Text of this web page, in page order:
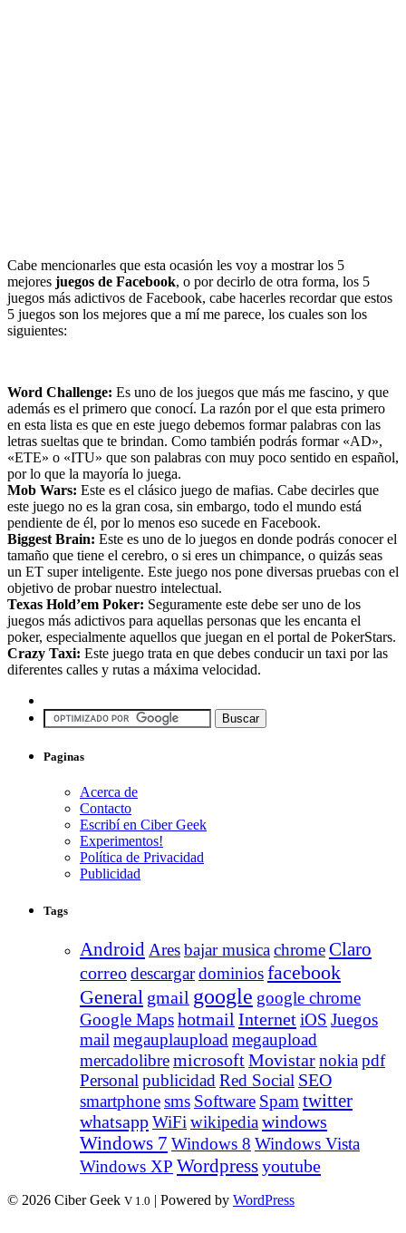
Cabe mencionarles que esta ocasión les voy a mostrar los 5
mejores juegos de Facebook, o por decirlo de otra forma, los 5
juegos más adictivos de Facebook, cabe hacerles recordar que estos
5 juegos son los mejores que a mí me parece, los cuales son los
siguientes:
Word Challenge: Es uno de los juegos que más me fascino, y que
además es el primero que conocí. La razón por el que esta primero
en esta lista es que en este juego debemos formar palabras con las
letras sueltas que te brindan. Como también podrás formar «AD»,
«ETE» o «ITU» que son palabras con muy poco sentido en español,
por lo que la mayoría lo juega.
Mob Wars: Este es el clásico juego de mafias. Cabe decirles que
este juego no es la gran cosa, sin embargo, todo el mundo está
pendiente de él, por lo menos eso sucede en Facebook.
Biggest Brain: Este es uno de lo juegos en donde podrás conocer el
tamaño que tiene el cerebro, o si eres un chimpance, o quizás seas
un ET super inteligente. Este juego nos pone diversas pruebas con el
objetivo de probar nuestro intelectual.
Texas Hold’em Poker: Seguramente este debe ser uno de los
juegos más adictivos para aquellas personas que les encanta el
poker, especialmente aquellos que juegan en el portal de PokerStars.
Crazy Taxi: Este juego trata en que debes conducir un taxi por las
diferentes calles y rutas a máxima velocidad.
Paginas
Acerca de
Contacto
Escribí en Ciber Geek
Experimentos!
Política de Privacidad
Publicidad
Tags
AndroidAresbajar musicachromeClaro
correodescargardominiosfacebook
General gmail google google chrome
Google Mapshotmail InternetiOS Juegos
mailmegauplauploadmegaupload
mercadolibremicrosoftMovistarnokiapdf
PersonalpublicidadRed Social SEO
smartphonesms Software Spamtwitter
whatsappWiFiwikipediawindows
Windows 7 Windows 8 Windows Vista
Windows XP Wordpressyoutube
© 2026 Ciber Geek V 1.0 | Powered by WordPress